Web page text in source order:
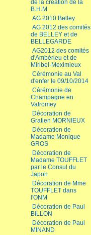
de la création de la
B.H.M
AG 2010 Belley
AG 2012 des comités
de BELLEY et de
BELLEGARDE
AG2012 des comités
d'Ambérieu et de
Miribel-Meximieux
Cérémonie au Val
d'enfer le 09/10/2014
Cérémonie de
Champagne en
Valromey
Décoration de
Gratien MORNIEUX
Décoration de
Madame Monique
GROS
Décoration de
Madame TOUFFLET
par le Consul du
Japon
Décoration de Mme
TOUFFLET dans
l'ONM
Décoration de Paul
BILLON
Décoration de Paul
MINAND